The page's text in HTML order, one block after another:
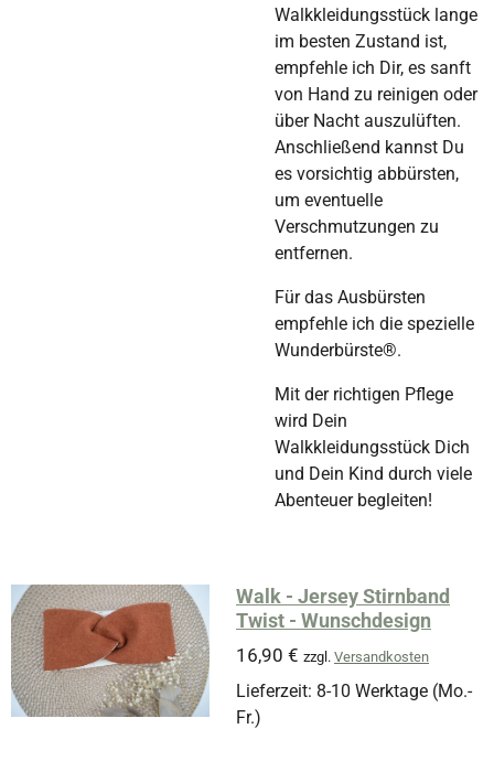
Walkkleidungsstück lange
im besten Zustand ist,
empfehle ich Dir, es sanft
von Hand zu reinigen oder
über Nacht auszulüften.
Anschließend kannst Du
es vorsichtig abbürsten,
um eventuelle
Verschmutzungen zu
entfernen.
Für das Ausbürsten
empfehle ich die spezielle
Wunderbürste®.
Mit der richtigen Pflege
wird Dein
Walkkleidungsstück Dich
und Dein Kind durch viele
Abenteuer begleiten!
Walk - Jersey Stirnband
Twist - Wunschdesign
16,90 € zzgl. Versandkosten
Lieferzeit: 8-10 Werktage (Mo.-
Fr.)